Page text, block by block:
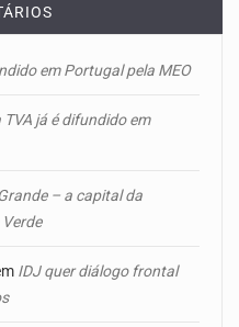
em Portugal pela MEO
TVA já é difundido em
– a capital da
IDJ quer diálogo frontal